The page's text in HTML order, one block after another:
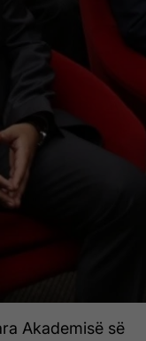
Akademisë së